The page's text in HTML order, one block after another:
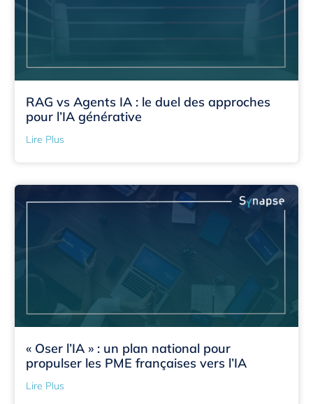
RAG vs Agents IA : le duel des approches
pour l’IA générative
Lire Plus
« Oser l’IA » : un plan national pour
propulser les PME françaises vers l’IA
Lire Plus